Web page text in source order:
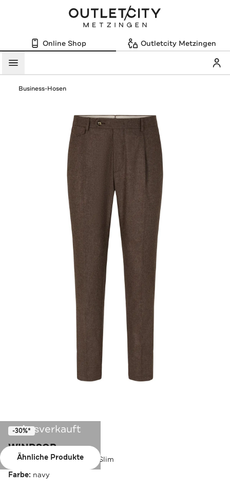
Online Shop Outletcity Metzingen
Menü
Business-Hosen
Ausverkauft
Ähnliche Produkte
-30%*
WINDSOR.
Business-Hose Silvi navy Slim
Farbe: navy